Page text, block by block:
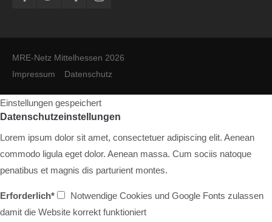
MRE-Netz Mittelhessen 2026
Impressum
Datenschutz
Einstellungen gespeichert
Datenschutzeinstellungen
Lorem ipsum dolor sit amet, consectetuer adipiscing elit. Aenean
commodo ligula eget dolor. Aenean massa. Cum sociis natoque
penatibus et magnis dis parturient montes.
Erforderlich*
Notwendige Cookies und Google Fonts zulassen
damit die Website korrekt funktioniert